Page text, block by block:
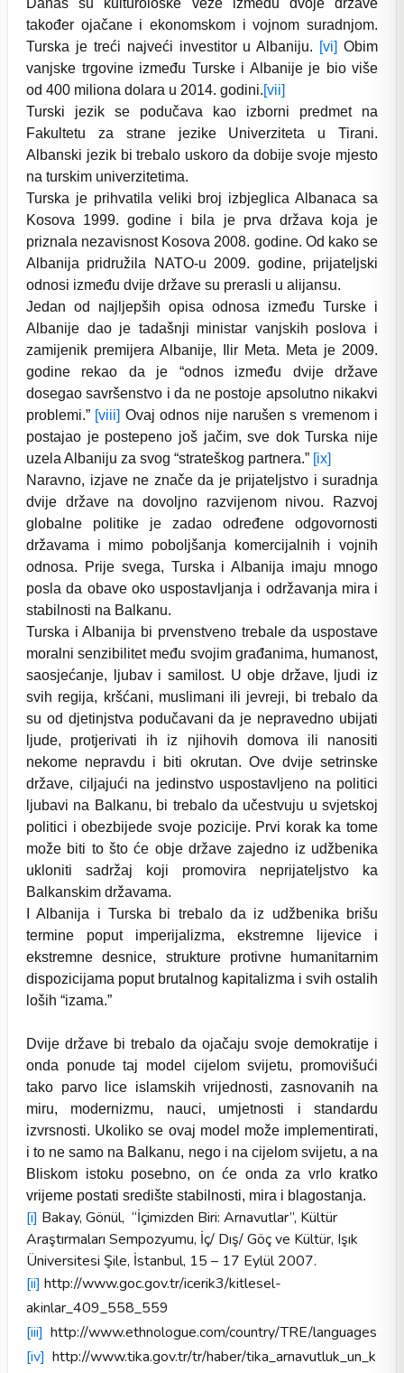
također ojačane i ekonomskom i vojnom suradnjom.
Turska je treći najveći investitor u Albaniju. [vi] Obim
vanjske trgovine između Turske i Albanije je bio više
od 400 miliona dolara u 2014. godini.[vii]
Turski jezik se podučava kao izborni predmet na
Fakultetu za strane jezike Univerziteta u Tirani.
Albanski jezik bi trebalo uskoro da dobije svoje mjesto
na turskim univerzitetima.
Turska je prihvatila veliki broj izbjeglica Albanaca sa
Kosova 1999. godine i bila je prva država koja je
priznala nezavisnost Kosova 2008. godine. Od kako se
Albanija pridružila NATO-u 2009. godine, prijateljski
odnosi između dvije države su prerasli u alijansu.
Jedan od najljepših opisa odnosa između Turske i
Albanije dao je tadašnji ministar vanjskih poslova i
zamijenik premijera Albanije, Ilir Meta. Meta je 2009.
godine rekao da je “odnos između dvije države
dosegao savršenstvo i da ne postoje apsolutno nikakvi
problemi.” [viii] Ovaj odnos nije narušen s vremenom i
postajao je postepeno još jačim, sve dok Turska nije
uzela Albaniju za svog “strateškog partnera.” [ix]
Naravno, izjave ne znače da je prijateljstvo i suradnja
dvije države na dovoljno razvijenom nivou. Razvoj
globalne politike je zadao određene odgovornosti
državama i mimo poboljšanja komercijalnih i vojnih
odnosa. Prije svega, Turska i Albanija imaju mnogo
posla da obave oko uspostavljanja i održavanja mira i
stabilnosti na Balkanu.
Turska i Albanija bi prvenstveno trebale da uspostave
moralni senzibilitet među svojim građanima, humanost,
saosjećanje, ljubav i samilost. U obje države, ljudi iz
svih regija, kršćani, muslimani ili jevreji, bi trebalo da
su od djetinjstva podučavani da je nepravedno ubijati
ljude, protjerivati ih iz njihovih domova ili nanositi
nekome nepravdu i biti okrutan. Ove dvije setrinske
države, ciljajući na jedinstvo uspostavljeno na politici
ljubavi na Balkanu, bi trebalo da učestvuju u svjetskoj
politici i obezbijede svoje pozicije. Prvi korak ka tome
može biti to što će obje države zajedno iz udžbenika
ukloniti sadržaj koji promovira neprijateljstvo ka
Balkanskim državama.
I Albanija i Turska bi trebalo da iz udžbenika brišu
termine poput imperijalizma, ekstremne lijevice i
ekstremne desnice, strukture protivne humanitarnim
dispozicijama poput brutalnog kapitalizma i svih ostalih
loših “izama.”
Dvije države bi trebalo da ojačaju svoje demokratije i
onda ponude taj model cijelom svijetu, promovišući
tako parvo lice islamskih vrijednosti, zasnovanih na
miru, modernizmu, nauci, umjetnosti i standardu
izvrsnosti. Ukoliko se ovaj model može implementirati,
i to ne samo na Balkanu, nego i na cijelom svijetu, a na
Bliskom istoku posebno, on će onda za vrlo kratko
vrijeme postati središte stabilnosti, mira i blagostanja.
[i] Bakay, Gönül, “İçimizden Biri: Arnavutlar”, Kültür
Araştırmaları Sempozyumu, İç/ Dış/ Göç ve Kültür, Işık
Üniversitesi Şile, İstanbul, 15 – 17 Eylül 2007.
[ii] http://www.goc.gov.tr/icerik3/kitlesel-
akinlar_409_558_559
[iii] http://www.ethnologue.com/country/TRE/languages
[iv] http://www.tika.gov.tr/tr/haber/tika_arnavutluk_un_k